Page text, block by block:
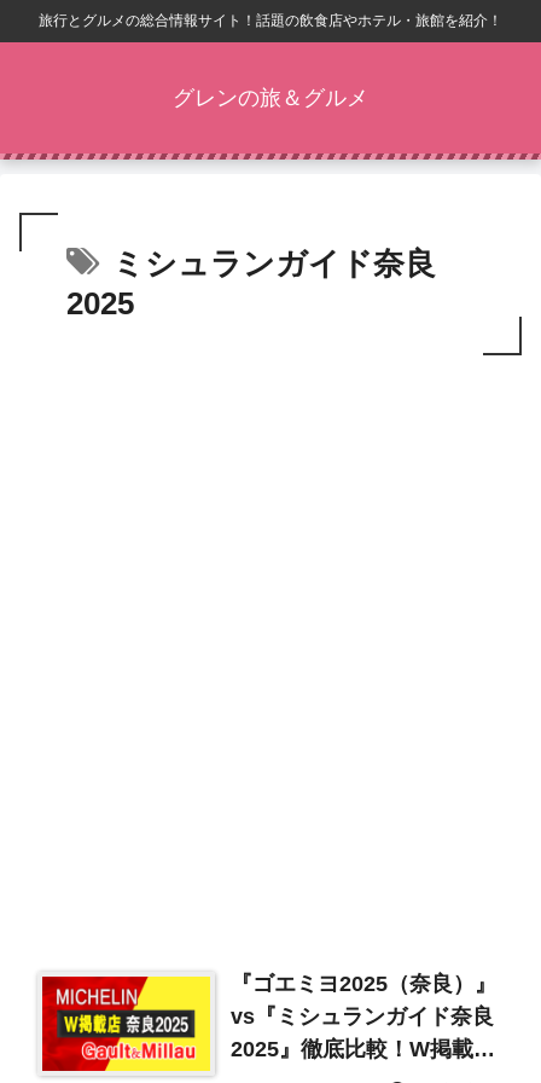
旅行とグルメの総合情報サイト！話題の飲食店やホテル・旅館を紹介！
グレンの旅＆グルメ
ミシュランガイド奈良
2025
『ゴエミヨ2025（奈良）』
vs『ミシュランガイド奈良
2025』徹底比較！W掲載店